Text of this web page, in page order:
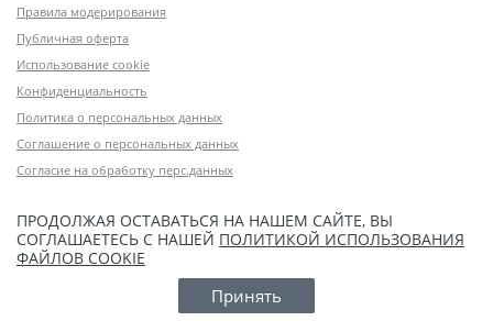
Правила модерирования
Публичная оферта
Использование cookie
Конфиденциальность
Политика о персональных данных
Соглашение о персональных данных
Согласие на обработку перс.данных
ПРОДОЛЖАЯ ОСТАВАТЬСЯ НА НАШЕМ САЙТЕ, ВЫ
СОГЛАШАЕТЕСЬ С НАШЕЙ ПОЛИТИКОЙ ИСПОЛЬЗОВАНИЯ
ФАЙЛОВ COOKIE
Принять